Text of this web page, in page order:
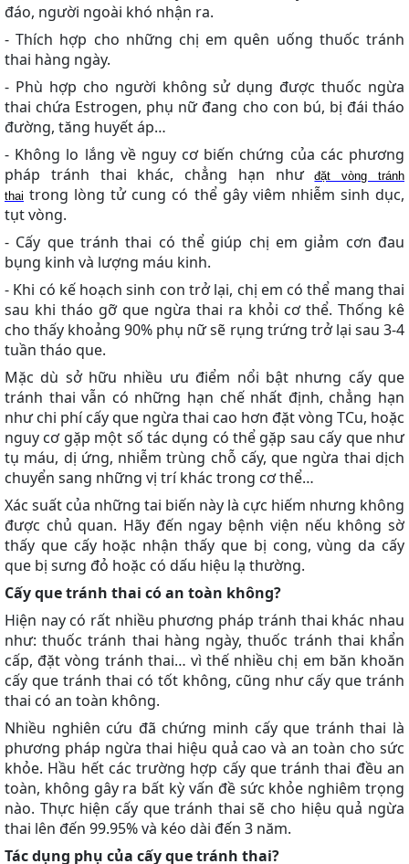
đáo, người ngoài khó nhận ra.
- Thích hợp cho những chị em quên uống thuốc tránh
thai hàng ngày.
- Phù hợp cho người không sử dụng được thuốc ngừa
thai chứa Estrogen, phụ nữ đang cho con bú, bị đái tháo
đường, tăng huyết áp…
- Không lo lắng về nguy cơ biến chứng của các phương
pháp tránh thai khác, chẳng hạn nhưđặt vòng tránh
thai trong lòng tử cung có thể gây viêm nhiễm sinh dục,
tụt vòng.
- Cấy que tránh thai có thể giúp chị em giảm cơn đau
bụng kinh và lượng máu kinh.
- Khi có kế hoạch sinh con trở lại, chị em có thể mang thai
sau khi tháo gỡ que ngừa thai ra khỏi cơ thể. Thống kê
cho thấy khoảng 90% phụ nữ sẽ rụng trứng trở lại sau 3-4
tuần tháo que.
Mặc dù sở hữu nhiều ưu điểm nổi bật nhưng cấy que
tránh thai vẫn có những hạn chế nhất định, chẳng hạn
như chi phí cấy que ngừa thai cao hơn đặt vòng TCu, hoặc
nguy cơ gặp một số tác dụng có thể gặp sau cấy que như
tụ máu, dị ứng, nhiễm trùng chỗ cấy, que ngừa thai dịch
chuyển sang những vị trí khác trong cơ thể…
Xác suất của những tai biến này là cực hiếm nhưng không
được chủ quan. Hãy đến ngay bệnh viện nếu không sờ
thấy que cấy hoặc nhận thấy que bị cong, vùng da cấy
que bị sưng đỏ hoặc có dấu hiệu lạ thường.
Cấy que tránh thai có an toàn không?
Hiện nay có rất nhiều phương pháp tránh thai khác nhau
như: thuốc tránh thai hàng ngày, thuốc tránh thai khẩn
cấp, đặt vòng tránh thai… vì thế nhiều chị em băn khoăn
cấy que tránh thai có tốt không, cũng như cấy que tránh
thai có an toàn không.
Nhiều nghiên cứu đã chứng minh cấy que tránh thai là
phương pháp ngừa thai hiệu quả cao và an toàn cho sức
khỏe. Hầu hết các trường hợp cấy que tránh thai đều an
toàn, không gây ra bất kỳ vấn đề sức khỏe nghiêm trọng
nào. Thực hiện cấy que tránh thai sẽ cho hiệu quả ngừa
thai lên đến 99.95% và kéo dài đến 3 năm.
Tác dụng phụ của cấy que tránh thai?